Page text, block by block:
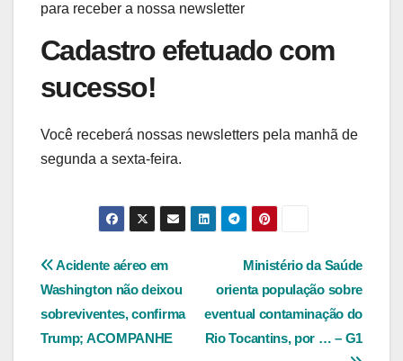
para receber a nossa newsletter
Cadastro efetuado com
sucesso!
Você receberá nossas newsletters pela manhã de
segunda a sexta-feira.
Navegação
de
Post
Ministério da Saúde
orienta população sobre
eventual contaminação do
Rio Tocantins, por … – G1
Acidente aéreo em
Washington não deixou
sobreviventes, confirma
Trump; ACOMPANHE